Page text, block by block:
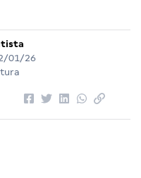
01/26